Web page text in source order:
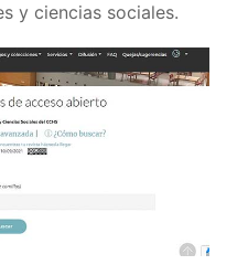
y ciencias sociales.